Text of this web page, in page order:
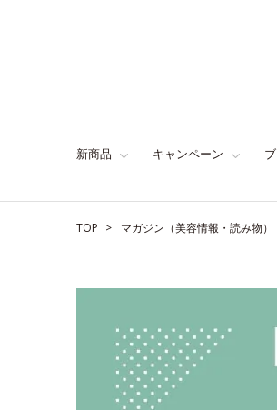
新商品 キャンペーン
TOP マガジン（美容情報・読み物）